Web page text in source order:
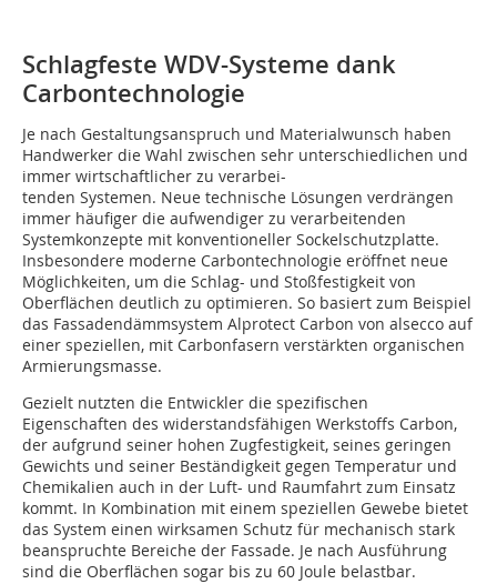
Schlagfeste WDV-Systeme dank
Carbontechnologie
Je nach Gestaltungsanspruch und Materialwunsch haben
Handwerker die Wahl zwischen sehr unterschiedlichen und
immer wirtschaftlicher zu verarbei-
ten­den Systemen. Neue technische Lösungen verdrängen
immer häufiger die aufwendiger zu verarbeitenden
Systemkonzepte mit konventioneller Sockelschutzplatte.
Insbesondere moderne Carbontechnologie eröffnet neue
Möglichkeiten, um die Schlag- und Stoßfestigkeit von
Oberflächen deutlich zu optimieren. So basiert zum Beispiel
das Fassadendämmsystem Alpro­tect Carbon von alsecco auf
einer speziellen, mit Carbon­fasern verstärkten organischen
Armierungsmasse.
Gezielt nutzten die Entwickler die spezifischen
Eigenschaften des widerstandsfähigen Werkstoffs Carbon,
der aufgrund seiner hohen Zugfestigkeit, seines geringen
Gewichts und seiner Beständigkeit gegen Temperatur und
Chemikalien auch in der Luft- und Raumfahrt zum Einsatz
kommt. In Kombination mit einem speziellen Gewebe bietet
das System einen wirksamen Schutz für mechanisch stark
beanspruchte Bereiche der Fassade. Je nach Ausführung
sind die Oberflächen sogar bis zu 60 Joule belastbar.